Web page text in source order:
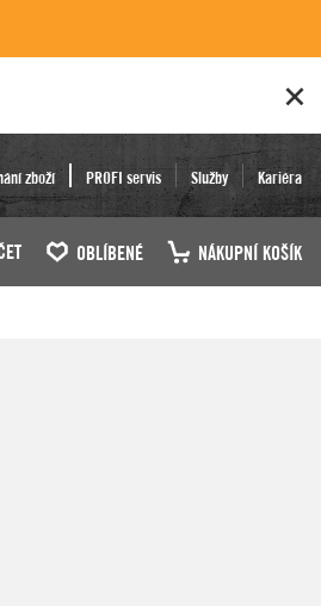
zboží PROFI servis Služby Kariéra
OBLÍBENÉ NÁKUPNÍ KOŠÍK